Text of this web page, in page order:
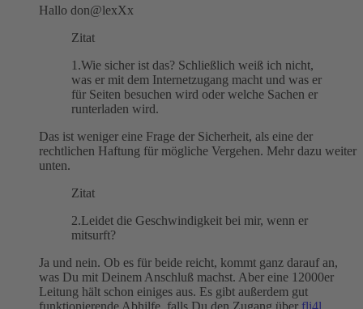
Hallo don@lexXx
Zitat
1.Wie sicher ist das? Schließlich weiß ich nicht,
was er mit dem Internetzugang macht und was er
für Seiten besuchen wird oder welche Sachen er
runterladen wird.
Das ist weniger eine Frage der Sicherheit, als eine der
rechtlichen Haftung für mögliche Vergehen. Mehr dazu weiter
unten.
Zitat
2.Leidet die Geschwindigkeit bei mir, wenn er
mitsurft?
Ja und nein. Ob es für beide reicht, kommt ganz darauf an,
was Du mit Deinem Anschluß machst. Aber eine 12000er
Leitung hält schon einiges aus. Es gibt außerdem gut